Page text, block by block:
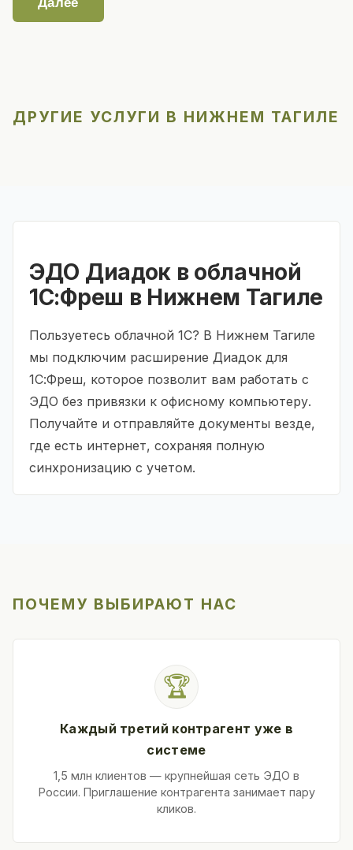
ДРУГИЕ УСЛУГИ В НИЖНЕМ ТАГИЛЕ
ЭДО Диадок в облачной
1С:Фреш в Нижнем Тагиле
Пользуетесь облачной 1С? В Нижнем Тагиле
мы подключим расширение Диадок для
1С:Фреш, которое позволит вам работать с
ЭДО без привязки к офисному компьютеру.
Получайте и отправляйте документы везде,
где есть интернет, сохраняя полную
синхронизацию с учетом.
ПОЧЕМУ ВЫБИРАЮТ НАС
🏆
Каждый третий контрагент уже в
системе
1,5 млн клиентов — крупнейшая сеть ЭДО в
России. Приглашение контрагента занимает пару
кликов.